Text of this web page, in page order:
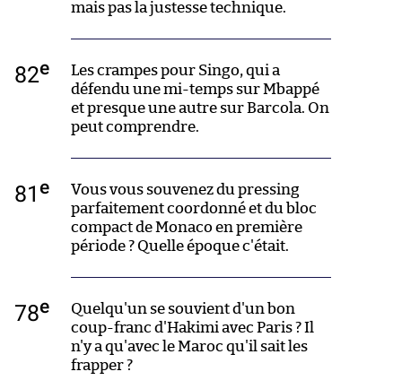
mais pas la justesse technique.
82e
Les crampes pour Singo, qui a
défendu une mi-temps sur Mbappé
et presque une autre sur Barcola. On
peut comprendre.
81 e
Vous vous souvenez du pressing
parfaitement coordonné et du bloc
compact de Monaco en première
période ? Quelle époque c'était.
78e
Quelqu'un se souvient d'un bon
coup-franc d'Hakimi avec Paris ? Il
n'y a qu'avec le Maroc qu'il sait les
frapper ?